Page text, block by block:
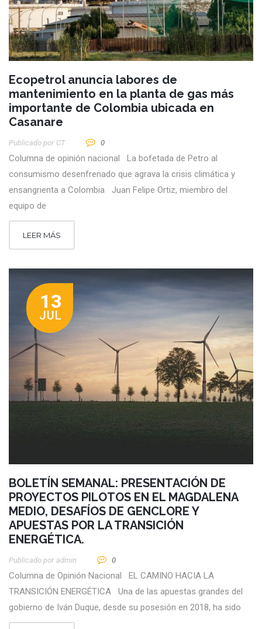
Ecopetrol anuncia labores de
mantenimiento en la planta de gas más
importante de Colombia ubicada en
Casanare
Publicado por CT 0
Columna de opinión nacional La bofetada de Petro al
consumismo desenfrenado que agrava la crisis climática y
ensangrienta a Colombia Juan Felipe Ortiz, miembro del
equipo de
LEER MÁS
13
JUL
BOLETÍN SEMANAL: PRESENTACIÓN DE
PROYECTOS PILOTOS EN EL MAGDALENA
MEDIO, DESAFÍOS DE GENCLORE Y
APUESTAS POR LA TRANSICIÓN
ENERGÉTICA.
Publicado por Admin 0
Columna de Opinión Nacional EL CAMINO HACIA LA
TRANSICIÓN ENERGÉTICA Una de las apuestas grandes del
gobierno de Iván Duque, desde su posesión en 2018, ha sido